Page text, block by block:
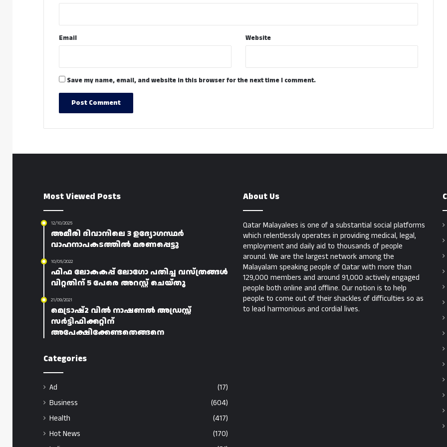
Email Website
Save my name, email, and website in this browser for the next time I comment.
Most Viewed Posts
12/10/2025
അമീരി ദിവാനിലെ 3 ഉദ്യോഗസ്ഥർ
വാഹനാപകടത്തിൽ മരണപ്പെട്ടു
10/05/2022
ഫിഫ ലോകകപ്പ് ലോഗോ പതിച്ച വസ്ത്രങ്ങൾ
വിറ്റതിന് 5 പേരെ അറസ്റ്റ് ചെയ്തു
21/09/2021
മെട്രാഷ്2 വിൽ നാഷണൽ അഡ്രസ്സ്
സർട്ടിഫിക്കറ്റിന്
അപേക്ഷിക്കേണ്ടതെങ്ങനെ
Categories
Ad
(17)
Business
(604)
Health
(417)
Hot News
(170)
About Us
Qatar Malayalees is one of a substantial social platforms
which relentlessly operates in providing medical, legal,
employment and daily aid to thousands of people
around. We are the largest network among the
Malayalam speaking people of Qatar with more than
129,000 members and around 91,000 actively engaged
people both online and offline. Our notion is to help
people to come out of their shackles of difficulties so as
to lead harmonious and cordial lives.